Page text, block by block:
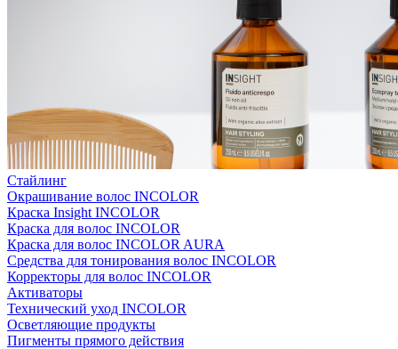
Стайлинг
Окрашивание волос INCOLOR
Краска Insight INCOLOR
Краска для волос INCOLOR
Краска для волос INCOLOR AURA
Средства для тонирования волос INCOLOR
Корректоры для волос INCOLOR
Активаторы
Технический уход INCOLOR
Осветляющие продукты
Пигменты прямого действия